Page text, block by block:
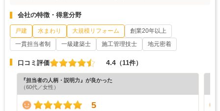
会社の特徴・得意分野
戸建 水まわり 大規模リフォーム
創業20年以上
一貫担当者制
一級建築士 施工管理技士 地元密着
口コミ評価 4.4 （11件）
『担当者の人柄・説明力』が良かった
（60代／女性）
5